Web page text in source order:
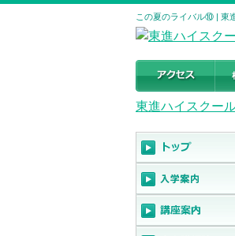
この夏のライバル⑩ | 東
東進ハイスクー